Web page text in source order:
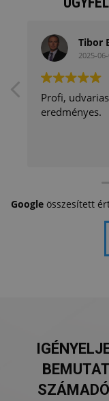
Tibor
2025-
Profi,
eredményes.
Googleösszesített